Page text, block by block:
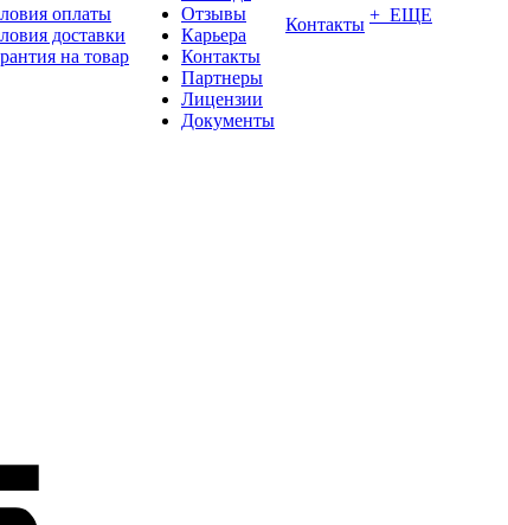
оплаты
доставки
на товар
Отзывы
Карьера
Контакты
Партнеры
Лицензии
Документы
Контакты + ЕЩЕ